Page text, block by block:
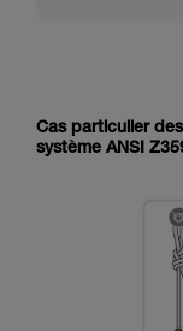
Cas particulier
système ANSI